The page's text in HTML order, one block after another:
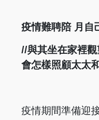
疫情難聘陪 月自
//與其坐在家裡
會怎樣照顧太太
疫情期間準備迎